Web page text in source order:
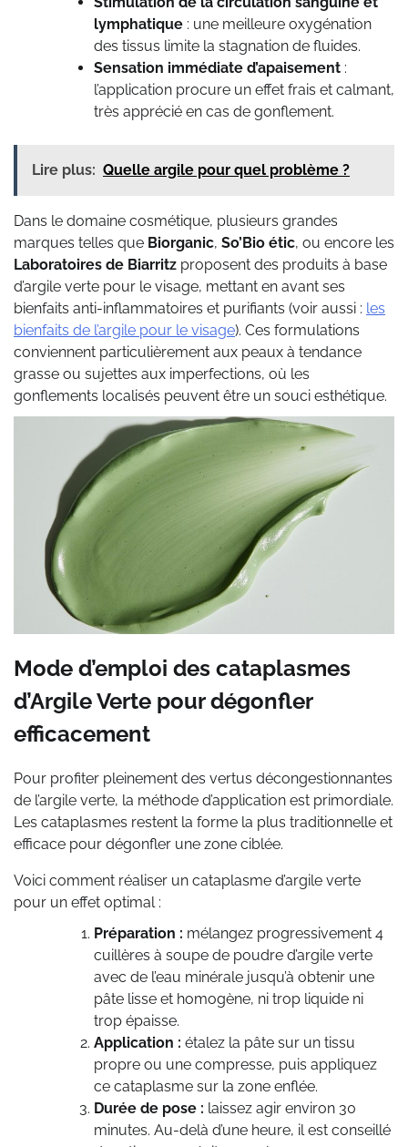
lymphatique : une meilleure oxygénation
des tissus limite la stagnation de fluides.
Sensation immédiate d’apaisement :
l’application procure un effet frais et calmant,
très apprécié en cas de gonflement.
Lire plus: Quelle argile pour quel problème ?
Dans le domaine cosmétique, plusieurs grandes
marques telles que Biorganic, So’Bio étic, ou encore les
Laboratoires de Biarritz proposent des produits à base
d’argile verte pour le visage, mettant en avant ses
bienfaits anti-inflammatoires et purifiants (voir aussi : les
bienfaits de l’argile pour le visage). Ces formulations
conviennent particulièrement aux peaux à tendance
grasse ou sujettes aux imperfections, où les
gonflements localisés peuvent être un souci esthétique.
Mode d’emploi des cataplasmes
d’Argile Verte pour dégonfler
efficacement
Pour profiter pleinement des vertus décongestionnantes
de l’argile verte, la méthode d’application est primordiale.
Les cataplasmes restent la forme la plus traditionnelle et
efficace pour dégonfler une zone ciblée.
Voici comment réaliser un cataplasme d’argile verte
pour un effet optimal :
Préparation : mélangez progressivement 4
cuillères à soupe de poudre d’argile verte
avec de l’eau minérale jusqu’à obtenir une
pâte lisse et homogène, ni trop liquide ni
trop épaisse.
Application : étalez la pâte sur un tissu
propre ou une compresse, puis appliquez
ce cataplasme sur la zone enflée.
Durée de pose : laissez agir environ 30
minutes. Au-delà d’une heure, il est conseillé